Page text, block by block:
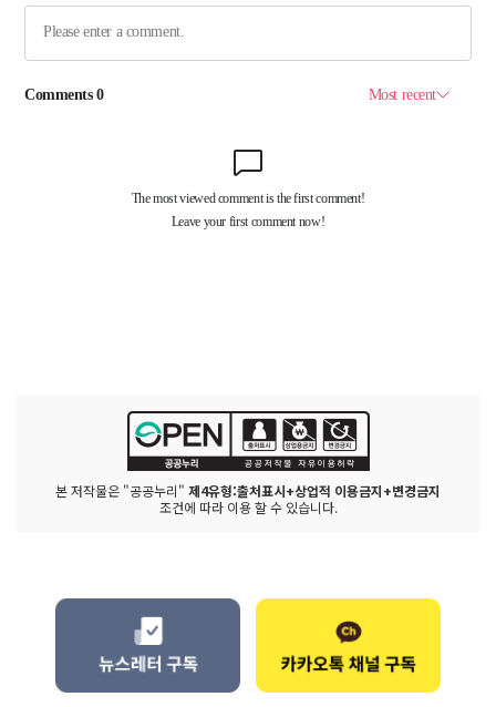
본 저작물은 "공공누리" 제4유형:출처표시+상업적 이용금지+변경금지
조건에 따라 이용 할 수 있습니다.